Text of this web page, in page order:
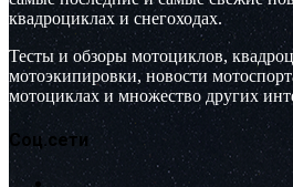
квадроциклах и снегоходах.
Тесты и обзоры мотоциклов,
мотоэкипировки, новости
мотоциклах и множество других
Соц.сети